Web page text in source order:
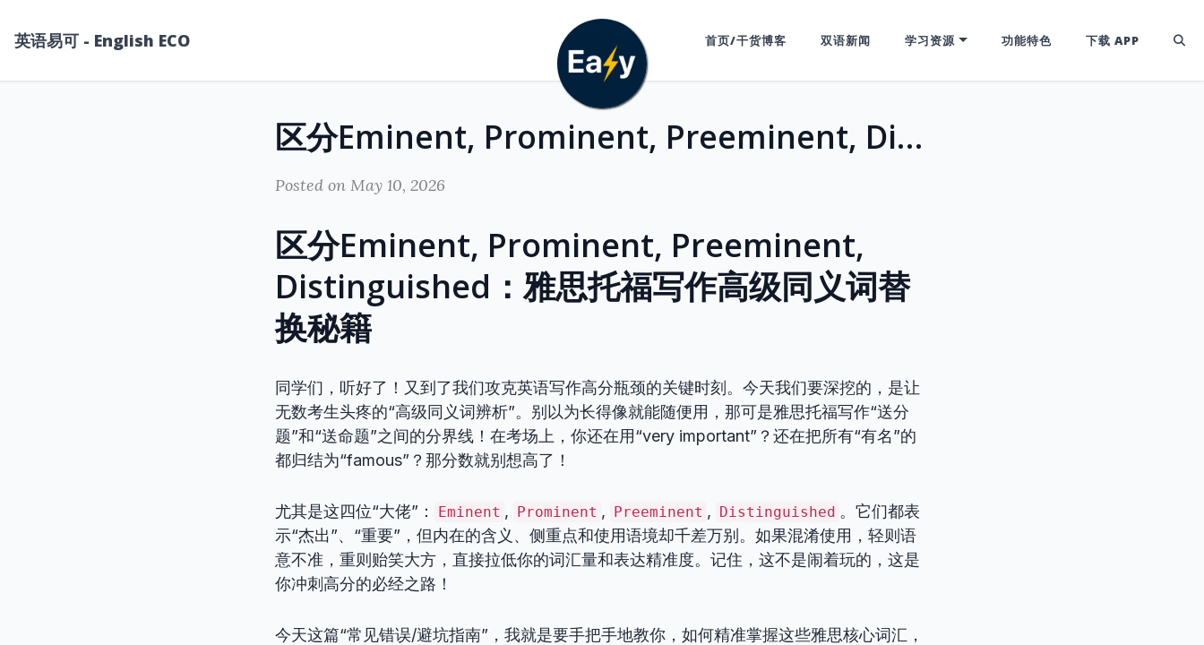
英语易可 - English ECO 首页/干货博客 双语新闻 学习资源 功能特色 下载 APP
区分Eminent, Prominent, Preeminent, Distinguished：雅思托福写作高级同义词替换秘籍
Posted on May 10, 2026
区分Eminent, Prominent, Preeminent,
Distinguished：雅思托福写作高级同义词替
换秘籍
同学们，听好了！又到了我们攻克英语写作高分瓶颈的关键时刻。今天我们要深挖的，是让
无数考生头疼的“高级同义词辨析”。别以为长得像就能随便用，那可是雅思托福写作“送分
题”和“送命题”之间的分界线！在考场上，你还在用“very important”？还在把所有“有名”的
都归结为“famous”？那分数就别想高了！
尤其是这四位“大佬”： Eminent , Prominent , Preeminent , Distinguished 。它们都表
示“杰出”、“重要”，但内在的含义、侧重点和使用语境却千差万别。如果混淆使用，轻则语
意不准，重则贻笑大方，直接拉低你的词汇量和表达精准度。记住，这不是闹着玩的，这是
你冲刺高分的必经之路！
今天这篇“常见错误/避坑指南”，我就是要手把手地教你，如何精准掌握这些雅思核心词汇，